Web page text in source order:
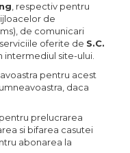
, respectiv pentru
de
de comunicari
oferite de S.C.
intermediul site-ului.
pentru acest
daca
prelucrarea
si bifarea casutei
abonarea la